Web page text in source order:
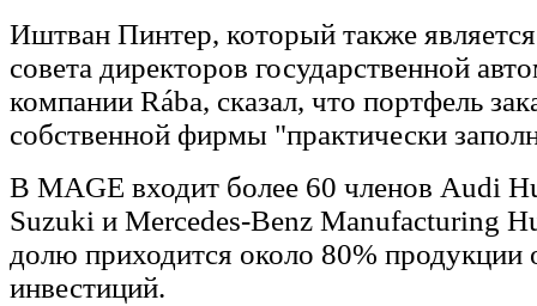
Иштван Пинтер, который также
совета директоров государственной
компании Rába, сказал, что портфель
собственной фирмы "практически
В MAGE входит более 60 членов Audi
Suzuki и Mercedes-Benz Manufacturing
долю приходится около 80% продукции
инвестиций.